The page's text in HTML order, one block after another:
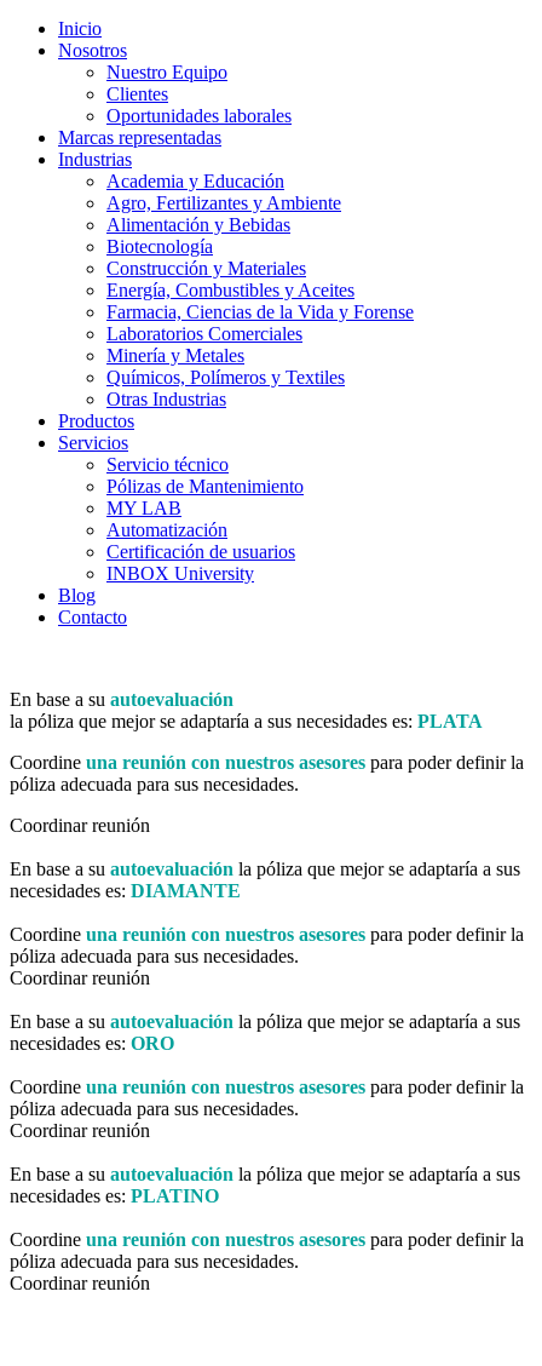
Inicio
Nosotros
Nuestro Equipo
Clientes
Oportunidades laborales
Marcas representadas
Industrias
Academia y Educación
Agro, Fertilizantes y Ambiente
Alimentación y Bebidas
Biotecnología
Construcción y Materiales
Energía, Combustibles y Aceites
Farmacia, Ciencias de la Vida y Forense
Laboratorios Comerciales
Minería y Metales
Químicos, Polímeros y Textiles
Otras Industrias
Productos
Servicios
Servicio técnico
Pólizas de Mantenimiento
MY LAB
Automatización
Certificación de usuarios
INBOX University
Blog
Contacto
En base a su autoevaluación
la póliza que mejor se adaptaría a sus necesidades es: PLATA
Coordine una reunión con nuestros asesores para poder definir la
póliza adecuada para sus necesidades.
Coordinar reunión
En base a su autoevaluación la póliza que mejor se adaptaría a sus
necesidades es: DIAMANTE
Coordine una reunión con nuestros asesores para poder definir la
póliza adecuada para sus necesidades.
Coordinar reunión
En base a su autoevaluación la póliza que mejor se adaptaría a sus
necesidades es: ORO
Coordine una reunión con nuestros asesores para poder definir la
póliza adecuada para sus necesidades.
Coordinar reunión
En base a su autoevaluación la póliza que mejor se adaptaría a sus
necesidades es: PLATINO
Coordine una reunión con nuestros asesores para poder definir la
póliza adecuada para sus necesidades.
Coordinar reunión